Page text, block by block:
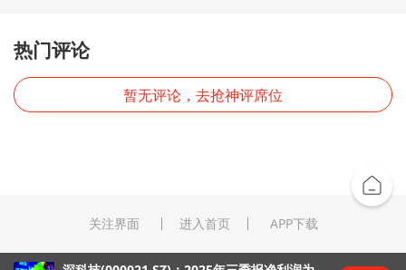
热门评论
暂无评论，去抢神评席位
关注界面 进入首页 APP下载